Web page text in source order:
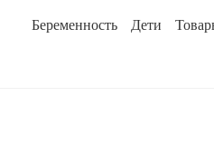
Беременность Дети